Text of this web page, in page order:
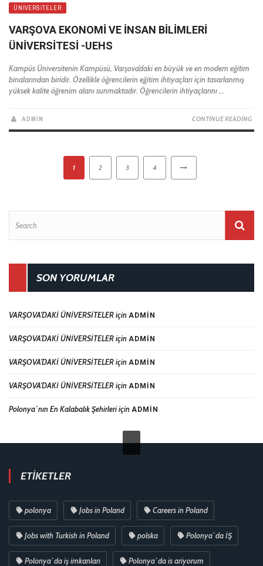
ÜNIVERSITELER
VARŞOVA EKONOMI VE İNSAN BILIMLERI
ÜNIVERSITESI -UEHS
Kampüs Üniversitenin Kampüsü, Varşova’daki en büyük ve en modern eğitim
binalarından biridir. Özellikle öğrencilerin eğitim ihtiyaçları için tasarlanmış
yüksek kalite öğrenim alanı sunmaktadır. Öğrencilerin ihtiyaçlarını ...
ADMIN CONTINUE READING
1 2 3 4
SON YORUMLAR
VARŞOVA’DAKİ ÜNİVERSİTELERiçin ADMIN
VARŞOVA’DAKİ ÜNİVERSİTELERiçin ADMIN
VARŞOVA’DAKİ ÜNİVERSİTELERiçin ADMIN
VARŞOVA’DAKİ ÜNİVERSİTELERiçin ADMIN
Polonya`nın En Kalabalık Şehirleriiçin ADMIN
ETIKETLER
polonya Jobs in Poland Careers in Poland
Jobs with Turkish in Poland polska Polonya`da İŞ
Polonya`da iş imkanları Polonya`da is ariyorum